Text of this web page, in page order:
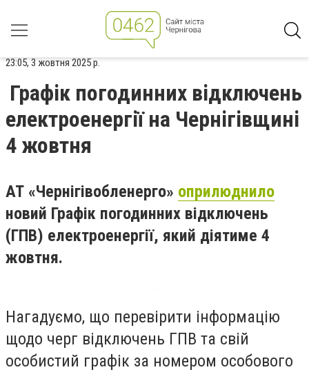
23:05, 3 жовтня 2025 р.
Графік погодинних відключень
електроенергії на Чернігівщині
4 жовтня
АТ «Чернігівобленерго» оприлюднило
новий Графік погодинних відключень
(ГПВ) електроенергії, який діятиме 4
жовтня.
Нагадуємо, що перевірити інформацію
щодо черг відключень ГПВ та свій
особистий графік за номером особового